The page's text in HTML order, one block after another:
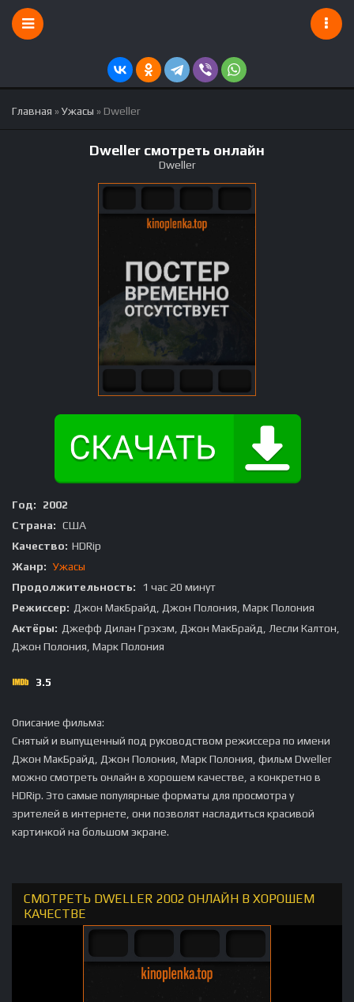
Главная »Ужасы » Dweller
Dweller смотреть онлайн
Dweller
Год:
2002
Страна: США
Качество: HDRip
Жанр: Ужасы
Продолжительность:
1 час 20 минут
Режиссер: Джон МакБрайд, Джон Полония, Марк Полония
Актёры: Джефф Дилан Грэхэм, Джон МакБрайд, Лесли Калтон,
Джон Полония, Марк Полония
3.5
Описание фильма:
Снятый и выпущенный под руководством режиссера по имени
Джон МакБрайд, Джон Полония, Марк Полония, фильм Dweller
можно смотреть онлайн в хорошем качестве, а конкретно в
HDRip. Это самые популярные форматы для просмотра у
зрителей в интернете, они позволят насладиться красивой
картинкой на большом экране.
СМОТРЕТЬ DWELLER 2002 ОНЛАЙН В ХОРОШЕМ
КАЧЕСТВЕ